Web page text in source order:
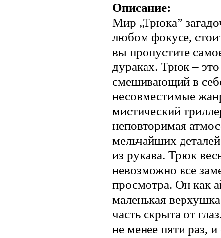
Описание:
Мир „Трюка”
любом фокусе,
вы пропустите
дураках. Трюк –
смешивающий в
несовместимые
мистический
неповторимая
мельчайших
из рукава. Трюк
невозможно все
просмотра. Он как
маленькая
часть скрыта от
не менее пяти раз,